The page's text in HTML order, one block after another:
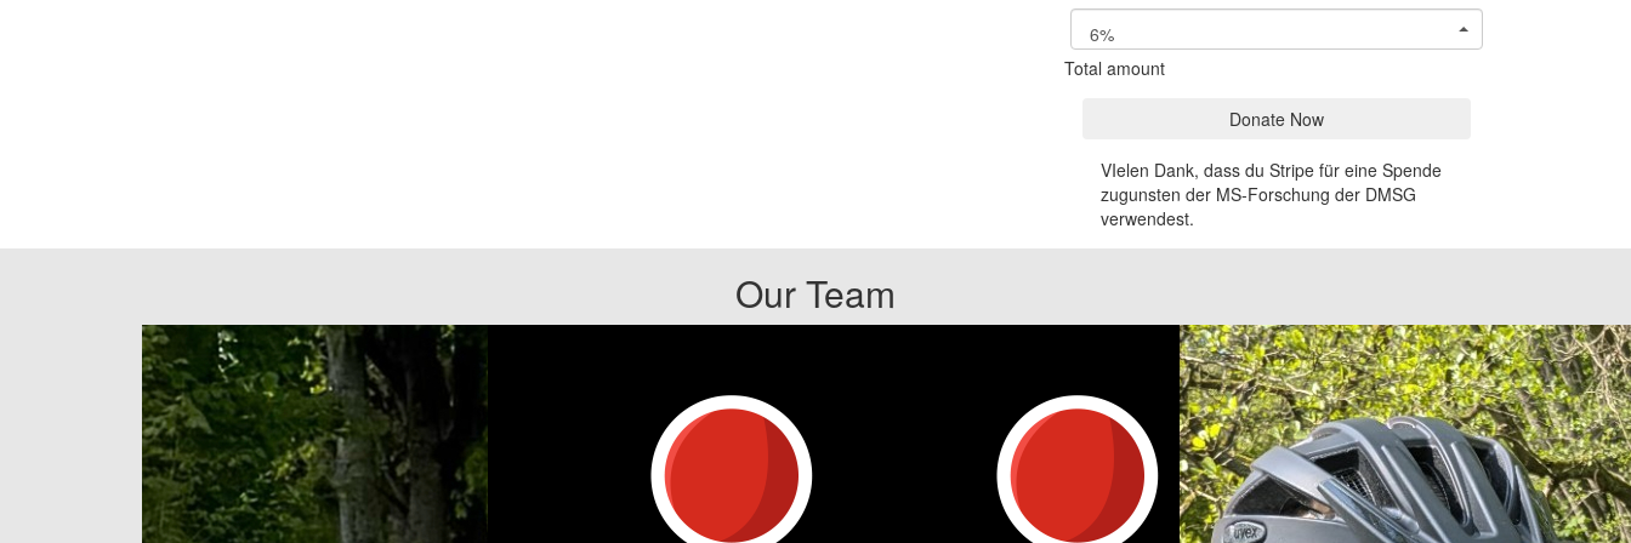
6%
Total amount
Donate Now
VIelen Dank, dass du Stripe für eine Spende
zugunsten der MS-Forschung der DMSG
verwendest.
Our Team